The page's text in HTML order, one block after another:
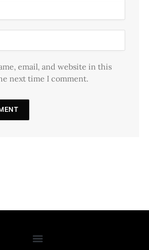
email, and website in this
next time I comment.